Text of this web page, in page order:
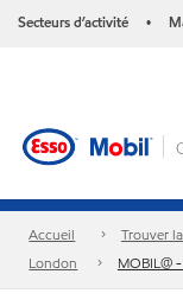
Secteurs d’activité •
Accueil Trouver
London
MOBIL@